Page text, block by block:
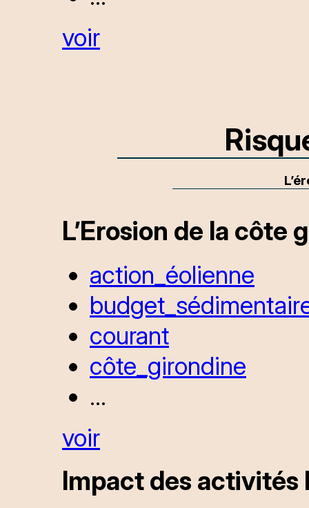
voir
L’Erosion de la côte
action_éolienne
courant
côte_girondine
...
voir
Impact des activités